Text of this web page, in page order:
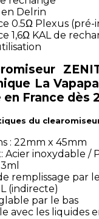
Delrin
0.5Ω Plexus (pré-
1,6Ω KAL de
La
France dès
du
: 22mm x 45mm
Acier inoxydable /
remplissage par
(indirecte)
par le bas
avec les liquides